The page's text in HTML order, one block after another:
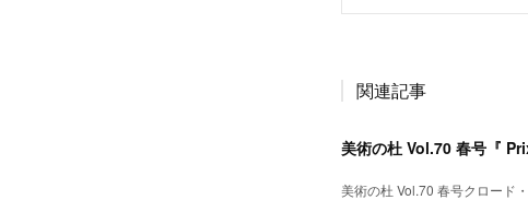
関連記事
美術の杜 Vol.70 春号『
美術の杜 Vol.70 春号クロード